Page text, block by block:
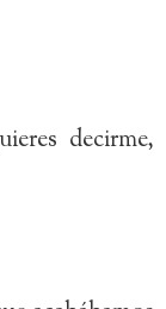
decirme,